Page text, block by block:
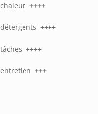
chaleur ++++
détergents ++++
tâches ++++
entretien +++